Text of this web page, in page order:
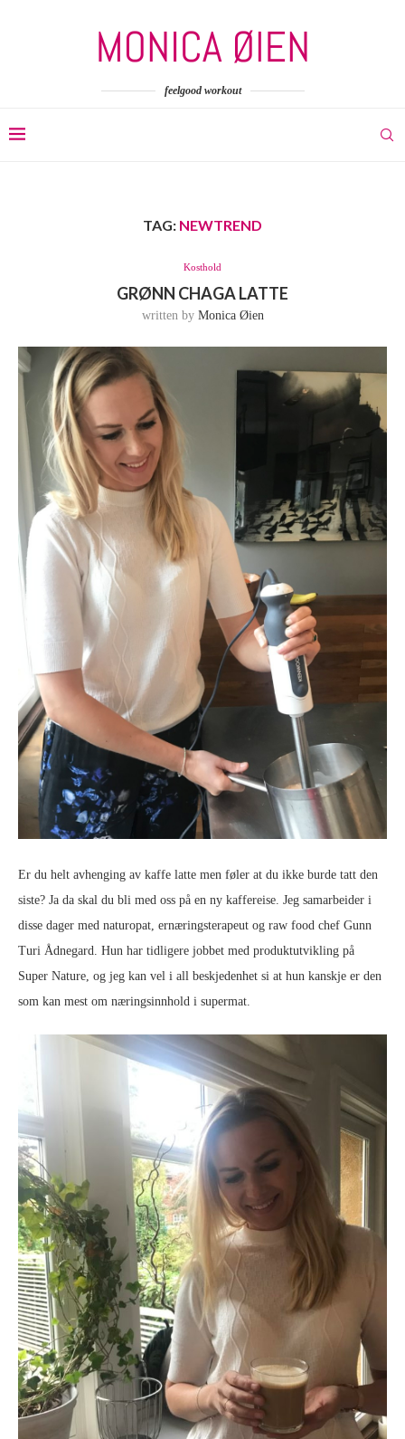
feelgood workout
TAG: NEWTREND
Kosthold
GRØNN CHAGA LATTE
written by Monica Øien
Er du helt avhenging av kaffe latte men føler at du ikke burde tatt den
siste? Ja da skal du bli med oss på en ny kaffereise. Jeg samarbeider i
disse dager med naturopat, ernæringsterapeut og raw food chef Gunn
Turi Ådnegard. Hun har tidligere jobbet med produktutvikling på
Super Nature, og jeg kan vel i all beskjedenhet si at hun kanskje er den
som kan mest om næringsinnhold i supermat.